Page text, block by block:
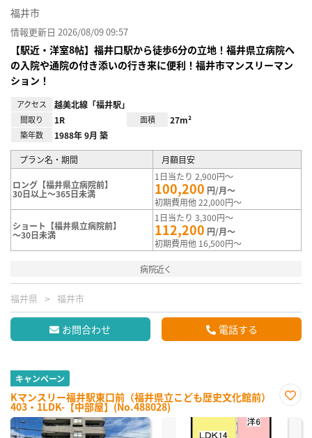
福井市
情報更新日 2026/08/09 09:57
【駅近・洋室8帖】福井口駅から徒歩6分の立地！福井県立病院へ
の入院や通院の付き添いの行き来に便利！福井市マンスリーマン
ション！
アクセス 越美北線「福井駅」
間取り 1R 面積 27m²
築年数 1988年 9月 築
プラン名・期間 月額目安
ロング【福井県立病院前】
30日以上～365日未満
1日当たり 2,900円～
100,200 円/月～
初期費用他 22,000円～
ショート【福井県立病院前】
～30日未満
1日当たり 3,300円～
112,200 円/月～
初期費用他 16,500円～
病院近く
福井県 福井市
お問合わせ 電話する
キャンペーン
Kマンスリー福井駅東口前（福井県立こども歴史文化館前）
403・1LDK-【中部屋】(No.488028)
に入